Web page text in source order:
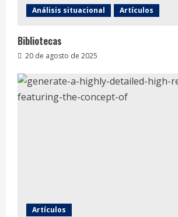
Análisis situacional Artículos
Bibliotecas
20 de agosto de 2025
Artículos